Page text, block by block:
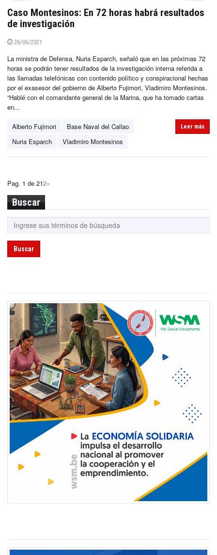
Caso Montesinos: En 72 horas habrá resultados
de investigación
26/06/2021
La ministra de Defensa, Nuria Esparch, señaló que en las próximas 72
horas se podrán tener resultados de la investigación interna referida a
las llamadas telefónicas con contenido político y conspiracional hechas
por el exasesor del gobierno de Alberto Fujimori, Vladimiro Montesinos.
“Hablé con el comandante general de la Marina, que ha tomado cartas
en...
Alberto Fujimori
Base Naval del Callao
Nuria Esparch
Vladimiro Montesinos
Leer más
Pag. 1 de 212»
Buscar
Buscar